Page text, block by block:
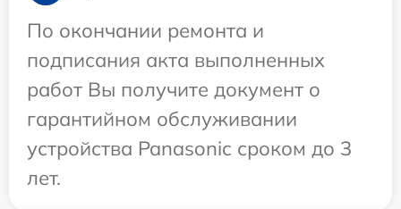
По окончании ремонта и
подписания акта выполненных
работ Вы получите документ о
гарантийном обслуживании
устройства Panasonic сроком до 3
лет.